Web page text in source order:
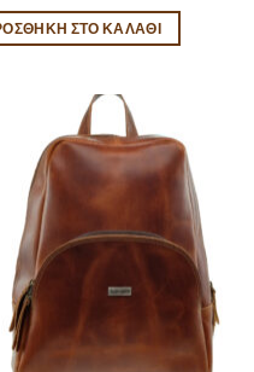
ΣΤΟ ΚΑΛΆΘΙ